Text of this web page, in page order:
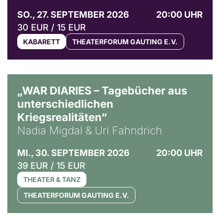
SO., 27. SEPTEMBER 2026
20:00 UHR
30 EUR / 15 EUR
KABARETT THEATERFORUM GAUTING E.V.
„WAR DIARIES – Tagebücher aus
unterschiedlichen
Kriegsrealitäten“
Nadia Migdal & Uri Fahndrich
MI., 30. SEPTEMBER 2026
20:00 UHR
39 EUR / 15 EUR
THEATER & TANZ
THEATERFORUM GAUTING E.V.